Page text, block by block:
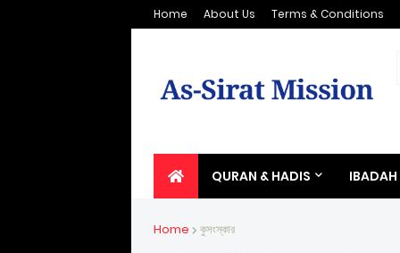
Home About Us Terms & Conditions
QURAN & HADIS IBADAH
Home কুসংস্কার